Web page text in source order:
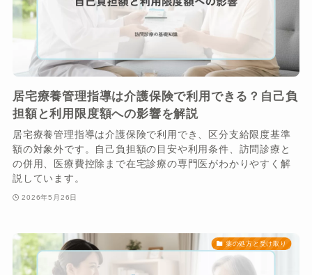
居宅療養管理指導は介護保険で利用できる？自己負
担額と利用限度額への影響を解説
居宅療養管理指導は介護保険で利用でき、区分支給限度基準
額の対象外です。自己負担額の目安や利用条件、訪問診療と
の併用、医療費控除まで在宅診療の専門医がわかりやすく解
説しています。
2026年5月26日
薬の処方と受け取り